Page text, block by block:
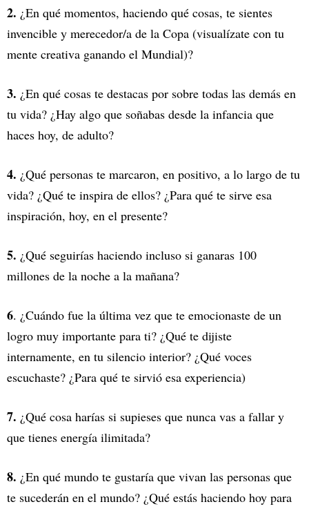
2. ¿En qué momentos, haciendo qué cosas, te sientes
invencible y merecedor/a de la Copa (visualízate con tu
mente creativa ganando el Mundial)?
3. ¿En qué cosas te destacas por sobre todas las demás en
tu vida? ¿Hay algo que soñabas desde la infancia que
haces hoy, de adulto?
4. ¿Qué personas te marcaron, en positivo, a lo largo de tu
vida? ¿Qué te inspira de ellos? ¿Para qué te sirve esa
inspiración, hoy, en el presente?
5. ¿Qué seguirías haciendo incluso si ganaras 100
millones de la noche a la mañana?
6. ¿Cuándo fue la última vez que te emocionaste de un
logro muy importante para ti? ¿Qué te dijiste
internamente, en tu silencio interior? ¿Qué voces
escuchaste? ¿Para qué te sirvió esa experiencia)
7. ¿Qué cosa harías si supieses que nunca vas a fallar y
que tienes energía ilimitada?
8. ¿En qué mundo te gustaría que vivan las personas que
te sucederán en el mundo? ¿Qué estás haciendo hoy para